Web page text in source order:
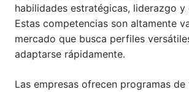
habilidades estratégicas, liderazgo y
Estas competencias son altamente
mercado que busca perfiles
adaptarse rápidamente.
Las empresas ofrecen programas